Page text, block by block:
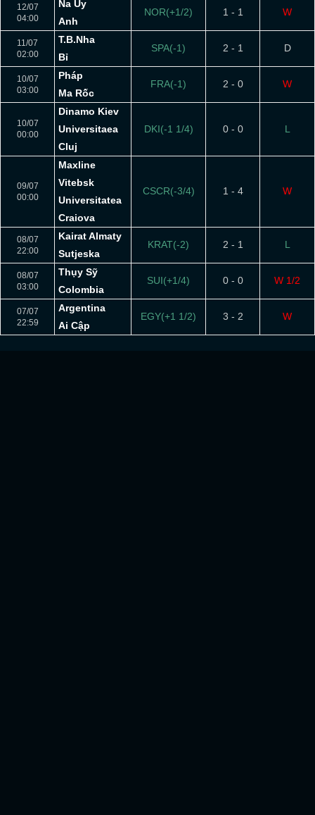
12/07
04:00
Na Uy
Anh
NOR(+1/2) 1 - 1 W
11/07
02:00
T.B.Nha
Bỉ
SPA(-1) 2 - 1 D
10/07
03:00
Pháp
Ma Rốc
FRA(-1) 2 - 0 W
10/07
00:00
Dinamo Kiev
Universitaea
Cluj
DKI(-1 1/4) 0 - 0 L
09/07
00:00
Maxline
Vitebsk
Universitatea
Craiova
CSCR(-3/4) 1 - 4 W
08/07
22:00
Kairat Almaty
Sutjeska
KRAT(-2) 2 - 1 L
08/07
03:00
Thụy Sỹ
Colombia
SUI(+1/4) 0 - 0 W 1/2
07/07
22:59
Argentina
Ai Cập
EGY(+1 1/2) 3 - 2 W